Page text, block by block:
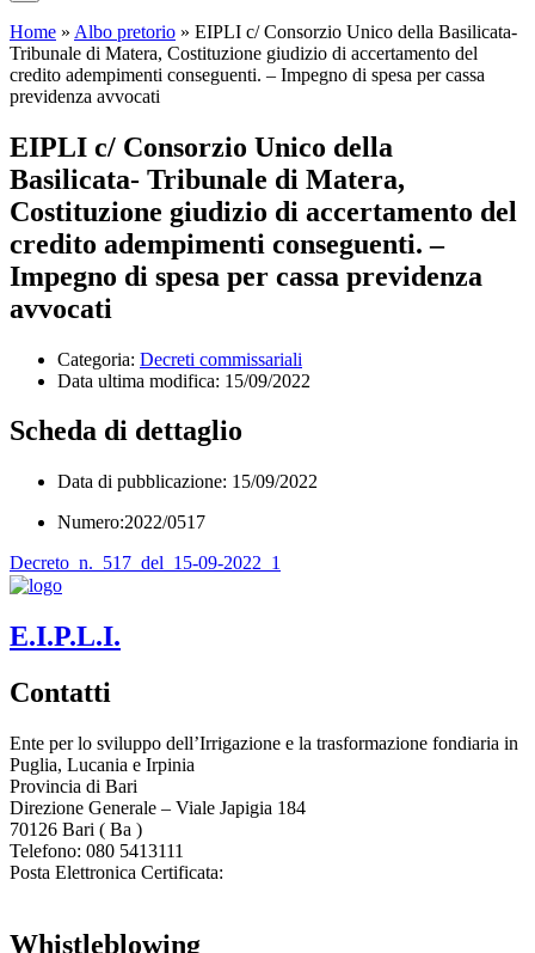
Home » Albo pretorio » EIPLI c/ Consorzio Unico della Basilicata-
Tribunale di Matera, Costituzione giudizio di accertamento del
credito adempimenti conseguenti. – Impegno di spesa per cassa
previdenza avvocati
EIPLI c/ Consorzio Unico della
Basilicata- Tribunale di Matera,
Costituzione giudizio di accertamento del
credito adempimenti conseguenti. –
Impegno di spesa per cassa previdenza
avvocati
Categoria: Decreti commissariali
Data ultima modifica: 15/09/2022
Scheda di dettaglio
Data di pubblicazione: 15/09/2022
Numero:2022/0517
Decreto_n._517_del_15-09-2022_1
E.I.P.L.I.
Contatti
Ente per lo sviluppo dell’Irrigazione e la trasformazione fondiaria in
Puglia, Lucania e Irpinia
Provincia di Bari
Direzione Generale – Viale Japigia 184
70126 Bari ( Ba )
Telefono: 080 5413111
Posta Elettronica Certificata:
Whistleblowing